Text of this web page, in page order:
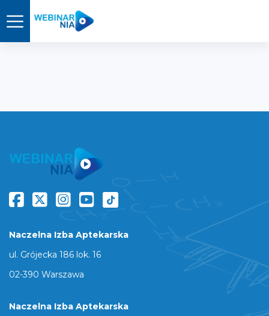
Naczelna Izba Aptekarska
ul. Grójecka 186 lok. 16
02-390 Warszawa
Naczelna Izba Aptekarska